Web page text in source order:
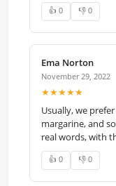
👍 0 👎 0
Ema Norton
November 29, 2022
★★★★★
Usually, we
margarine, and
real words, with
👍 0 👎 0